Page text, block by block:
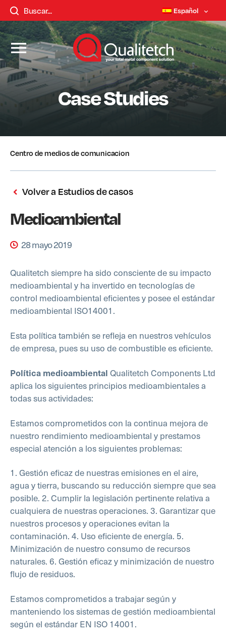
Español
Case Studies
Centro de medios de comunicacion
Volver a Estudios de casos
Medioambiental
28 mayo 2019
Qualitetch siempre ha sido consciente de su impacto
medioambiental y ha invertido en tecnologías de
control medioambiental eficientes y posee el estándar
medioambiental ISO14001.
Esta política también se refleja en nuestros vehículos
de empresa, pues su uso de combustible es eficiente.
Política medioambiental Qualitetch Components Ltd
aplica los siguientes principios medioambientales a
todas sus actividades:
Estamos comprometidos con la continua mejora de
nuestro rendimiento medioambiental y prestamos
especial atención a los siguientes problemas:
1. Gestión eficaz de nuestras emisiones en el aire,
agua y tierra, buscando su reducción siempre que sea
posible. 2. Cumplir la legislación pertinente relativa a
cualquiera de nuestras operaciones. 3. Garantizar que
nuestros procesos y operaciones evitan la
contaminación. 4. Uso eficiente de energía. 5.
Minimización de nuestro consumo de recursos
naturales. 6. Gestión eficaz y minimización de nuestro
flujo de residuos.
Estamos comprometidos a trabajar según y
manteniendo los sistemas de gestión medioambiental
según el estándar EN ISO 14001.